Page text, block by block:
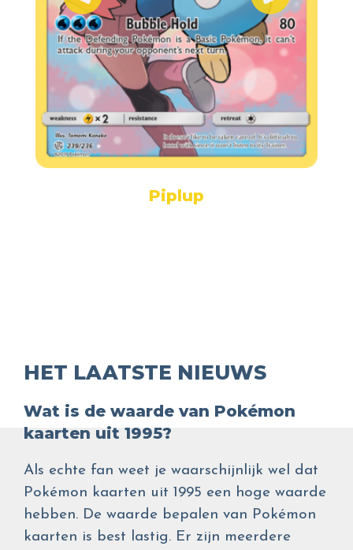
Piplup
HET LAATSTE NIEUWS
Wat is de waarde van Pokémon
kaarten uit 1995?
Als echte fan weet je waarschijnlijk wel dat
Pokémon kaarten uit 1995 een hoge waarde
hebben. De waarde bepalen van Pokémon
kaarten is best lastig. Er zijn meerdere